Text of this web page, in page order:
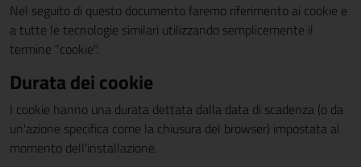
Nel seguito di questo documento faremo riferimento ai cookie e
a tutte le tecnologie similari utilizzando semplicemente il
termine "cookie".
Durata dei cookie
I cookie hanno una durata dettata dalla data di scadenza (o da
un'azione specifica come la chiusura del browser) impostata al
momento dell'installazione.